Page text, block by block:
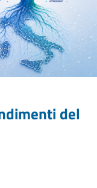
del